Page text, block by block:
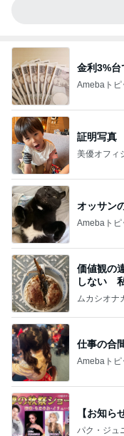
金利3%台
Amebaトピ
証明写真
美優オフィ
オッサン
Amebaトピ
価値観の
しない
補
ムカシオナ
ガザル
仕事の合
Amebaトピ
【お知
パク・ジュ